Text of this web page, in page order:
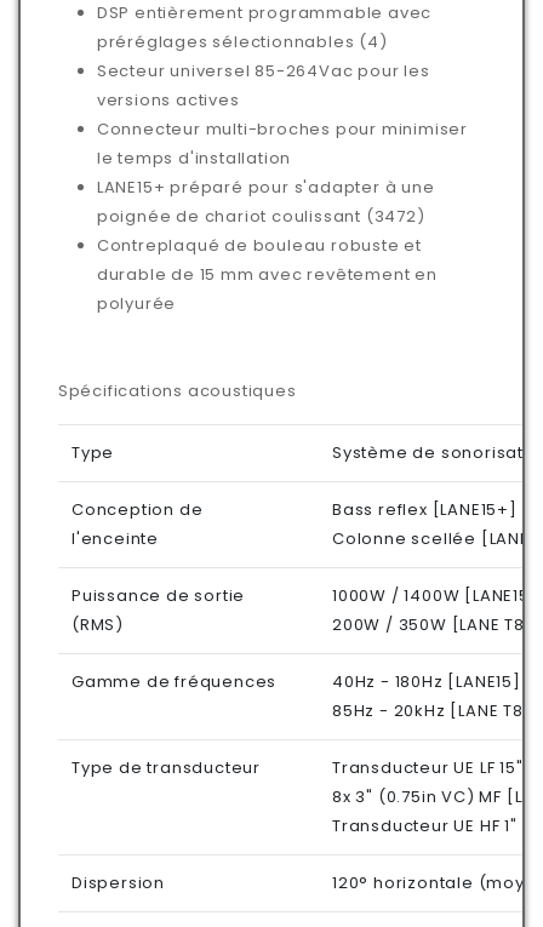
DSP entièrement programmable avec
préréglages sélectionnables (4)
Secteur universel 85-264Vac pour les
versions actives
Connecteur multi-broches pour minimiser
le temps d'installation
LANE15+ préparé pour s'adapter à une
poignée de chariot coulissant (3472)
Contreplaqué de bouleau robuste et
durable de 15 mm avec revêtement en
polyurée
Spécifications acoustiques
Type Système de
Conception de
l'enceinte
Bass reflex [LANE15+]
Colonne scellée [LANE
Puissance de sortie
(RMS)
1000W / 1400W
200W / 350W [LANE
Gamme de fréquences
40Hz - 180Hz [LANE15]
85Hz - 20kHz [LANE
Type de transducteur
Transducteur UE LF 15"
8x 3" (0.75in VC) MF
Transducteur UE HF 1"
Dispersion 120° horizontale